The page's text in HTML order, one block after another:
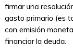
firmar una
gasto primario (es
con emisión
financiar la deuda.